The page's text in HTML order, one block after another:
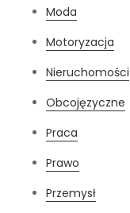
Moda
Motoryzacja
Nieruchomości
Obcojęzyczne
Praca
Prawo
Przemysł